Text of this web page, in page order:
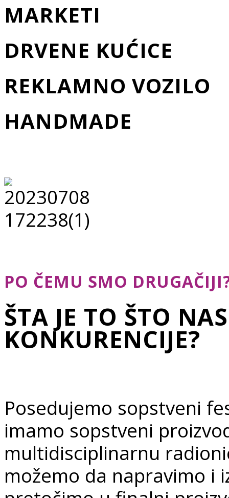
MARKETI
DRVENE KUĆICE
REKLAMNO VOZILO
HANDMADE
PO ČEMU SMO
ŠTA JE TO ŠTO
KONKURENCIJE?
Posedujemo sopstveni
imamo sopstveni
multidisciplinarnu
možemo da napravimo i